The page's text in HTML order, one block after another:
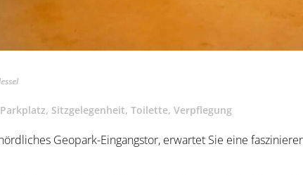
Parkplatz, Sitzgelegenheit, Toilette, Verpflegung
Geopark-Eingangstor, erwartet Sie eine